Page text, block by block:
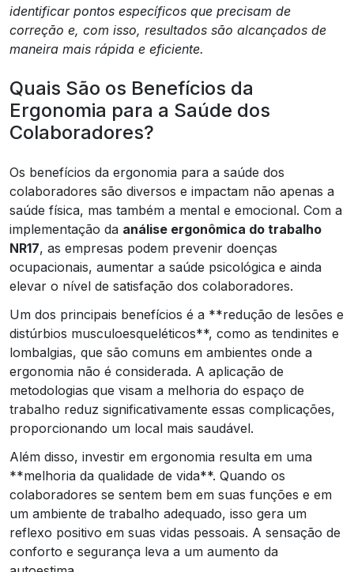
identificar pontos específicos que precisam de
correção e, com isso, resultados são alcançados de
maneira mais rápida e eficiente.
Quais São os Benefícios da
Ergonomia para a Saúde dos
Colaboradores?
Os benefícios da ergonomia para a saúde dos
colaboradores são diversos e impactam não apenas a
saúde física, mas também a mental e emocional. Com a
implementação da análise ergonômica do trabalho
NR17, as empresas podem prevenir doenças
ocupacionais, aumentar a saúde psicológica e ainda
elevar o nível de satisfação dos colaboradores.
Um dos principais benefícios é a **redução de lesões e
distúrbios musculoesqueléticos**, como as tendinites e
lombalgias, que são comuns em ambientes onde a
ergonomia não é considerada. A aplicação de
metodologias que visam a melhoria do espaço de
trabalho reduz significativamente essas complicações,
proporcionando um local mais saudável.
Além disso, investir em ergonomia resulta em uma
**melhoria da qualidade de vida**. Quando os
colaboradores se sentem bem em suas funções e em
um ambiente de trabalho adequado, isso gera um
reflexo positivo em suas vidas pessoais. A sensação de
conforto e segurança leva a um aumento da